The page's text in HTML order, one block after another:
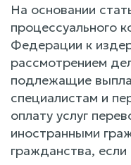
На основании
процессуального
Федерации к
рассмотрением
подлежащие
специалистам и
оплату услуг
иностранными
гражданства,